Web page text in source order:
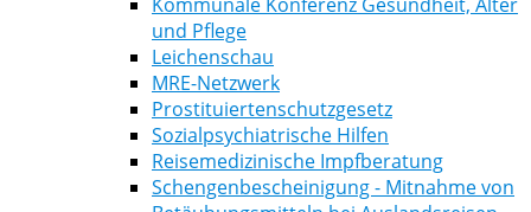
und Pflege
Leichenschau
MRE-Netzwerk
Prostituiertenschutzgesetz
Sozialpsychiatrische Hilfen
Reisemedizinische Impfberatung
Schengenbescheinigung - Mitnahme von